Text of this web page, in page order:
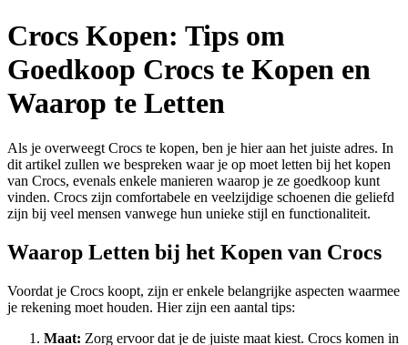
Crocs Kopen: Tips om
Goedkoop Crocs te Kopen en
Waarop te Letten
Als je overweegt Crocs te kopen, ben je hier aan het juiste adres. In
dit artikel zullen we bespreken waar je op moet letten bij het kopen
van Crocs, evenals enkele manieren waarop je ze goedkoop kunt
vinden. Crocs zijn comfortabele en veelzijdige schoenen die geliefd
zijn bij veel mensen vanwege hun unieke stijl en functionaliteit.
Waarop Letten bij het Kopen van Crocs
Voordat je Crocs koopt, zijn er enkele belangrijke aspecten waarmee
je rekening moet houden. Hier zijn een aantal tips:
Maat: Zorg ervoor dat je de juiste maat kiest. Crocs komen in